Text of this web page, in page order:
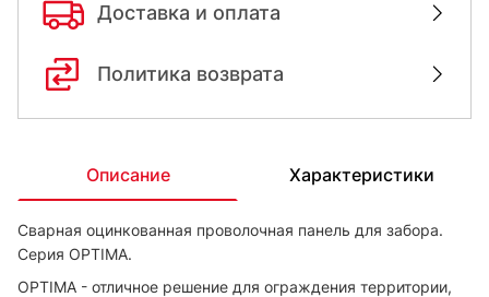
Доставка и оплата
Политика возврата
Описание Характеристики
Сварная оцинкованная проволочная панель для забора.
Серия OPTIMA.
OPTIMA - отличное решение для ограждения территории,